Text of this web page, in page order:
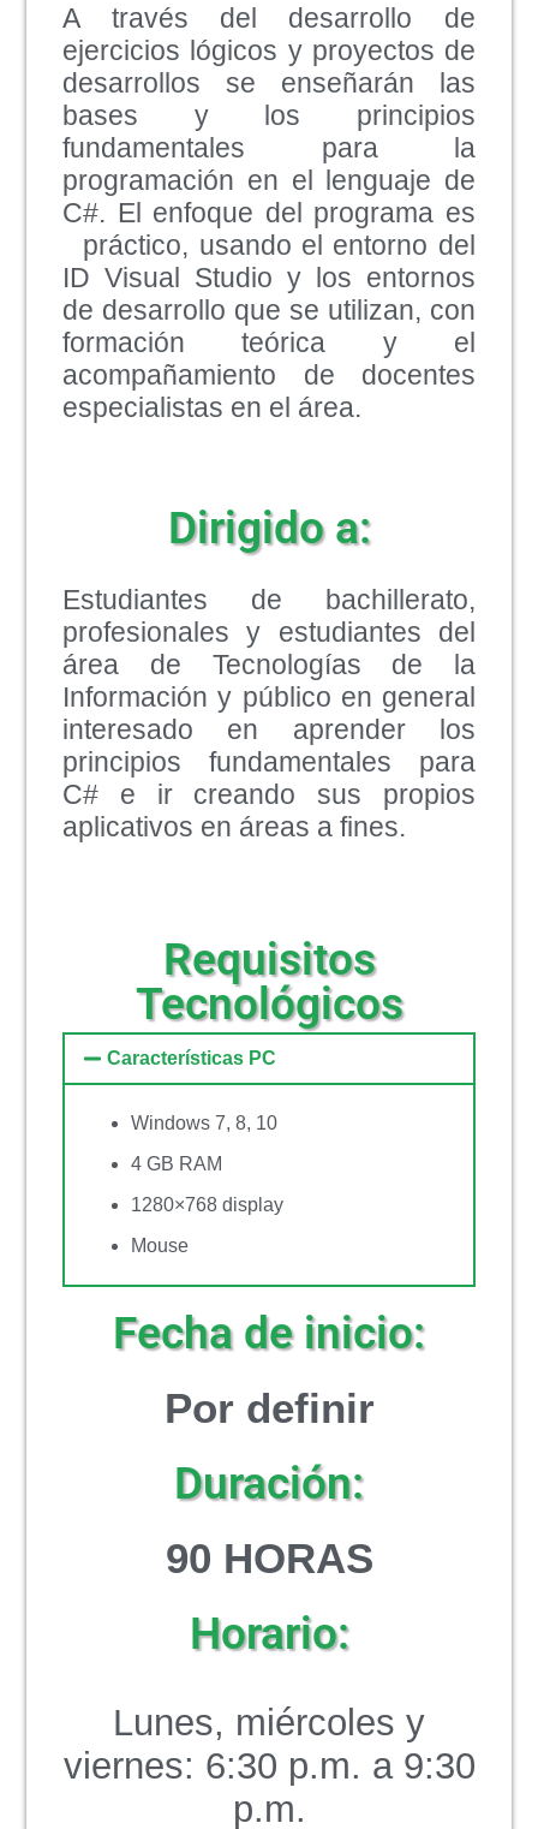
A través del desarrollo de
ejercicios lógicos y proyectos de
desarrollos se enseñarán las
bases y los principios
fundamentales para la
programación en el lenguaje de
C#. El enfoque del programa es
práctico, usando el entorno del
ID Visual Studio y los entornos
de desarrollo que se utilizan, con
formación teórica y el
acompañamiento de docentes
especialistas en el área.
Dirigido a:
Estudiantes de bachillerato,
profesionales y estudiantes del
área de Tecnologías de la
Información y público en general
interesado en aprender los
principios fundamentales para
C# e ir creando sus propios
aplicativos en áreas a fines.
Requisitos
Tecnológicos
Características PC
Windows 7, 8, 10
4 GB RAM
1280×768 display
Mouse
Fecha de inicio:
Por definir
Duración:
90 HORAS
Horario:
Lunes, miércoles y
viernes: 6:30 p.m. a 9:30
p.m.